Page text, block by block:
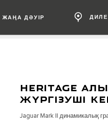
ЖАҢА ДӘУІР
HERITAGE
ЖҮРГІЗУШІ
Jaguar Mark II динамикалық